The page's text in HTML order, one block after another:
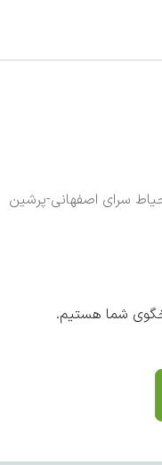
حیاط سرای اصفهانی-پرشین